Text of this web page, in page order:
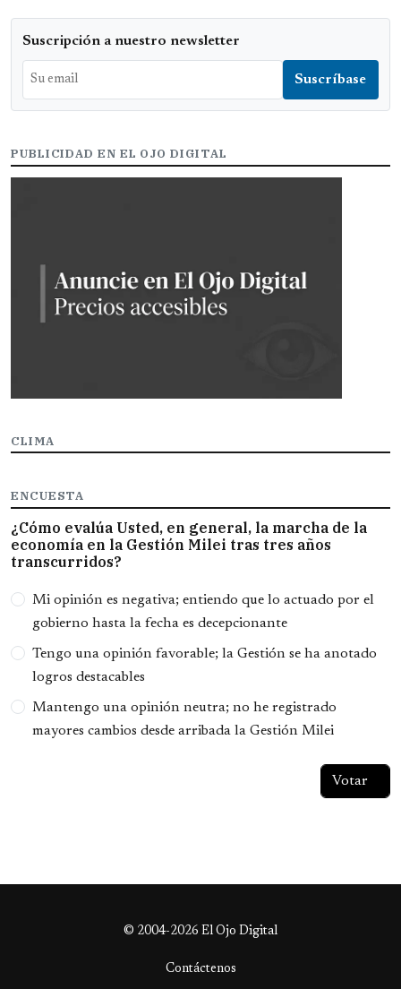
Suscripción a nuestro newsletter
PUBLICIDAD EN EL OJO DIGITAL
CLIMA
ENCUESTA
¿Cómo evalúa Usted, en general, la marcha de la
economía en la Gestión Milei tras tres años
transcurridos?
Opciones
Mi opinión es negativa; entiendo que lo actuado por el
gobierno hasta la fecha es decepcionante
Tengo una opinión favorable; la Gestión se ha anotado
logros destacables
Mantengo una opinión neutra; no he registrado
mayores cambios desde arribada la Gestión Milei
© 2004-2026 El Ojo Digital
Contáctenos